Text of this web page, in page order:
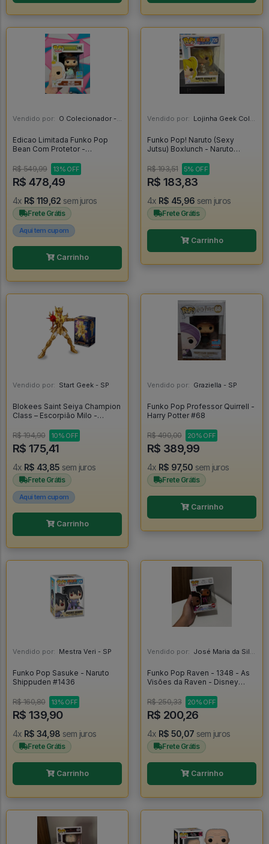
Vendido por: O Colecionador - SP
Edicao Limitada Funko Pop
Bean Com Protetor -
R$ 549,99
13% OFF
R$ 478,49
4x R$ 119,62 sem juros
Frete Grátis
Aqui tem cupom
Carrinho
Vendido por: Lojinha Geek Colecionáveis - DF
Funko Pop! Naruto (Sexy
Jutsu) Boxlunch - Naruto
R$ 193,51
5% OFF
R$ 183,83
4x R$ 45,96 sem juros
Frete Grátis
Carrinho
Vendido por: Start Geek - SP
Blokees Saint Seiya Champion
Class – Escorpião Milo -
R$ 194,90
10% OFF
R$ 175,41
4x R$ 43,85 sem juros
Frete Grátis
Aqui tem cupom
Carrinho
Vendido por: Graziella - SP
Funko Pop Professor Quirrell -
Harry Potter #68
R$ 490,00 20% OFF
R$ 389,99
4x R$ 97,50 sem juros
Frete Grátis
Carrinho
Vendido por: Mestra Veri - SP
Funko Pop Sasuke - Naruto
Shippuden #1436
R$ 160,80 13% OFF
R$ 139,90
4x R$ 34,98 sem juros
Frete Grátis
Carrinho
Vendido por: José Maria da Silva Junior - AL
Funko Pop Raven - 1348 - As
Visões da Raven - Disney
Raven Baxter - Disney 100
#1348
R$ 250,33 20% OFF
R$ 200,26
4x R$ 50,07 sem juros
Frete Grátis
Carrinho